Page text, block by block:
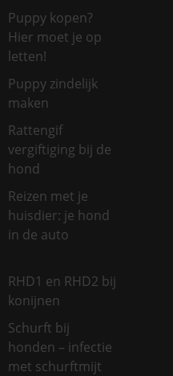
Puppy kopen?
Hier moet je op
letten!
Puppy zindelijk
maken
Rattengif
vergiftiging bij de
hond
Reizen met je
huisdier: je hond
in de auto
RHD1 en RHD2 bij
konijnen
Schurft bij
honden – infectie
met schurftmijt